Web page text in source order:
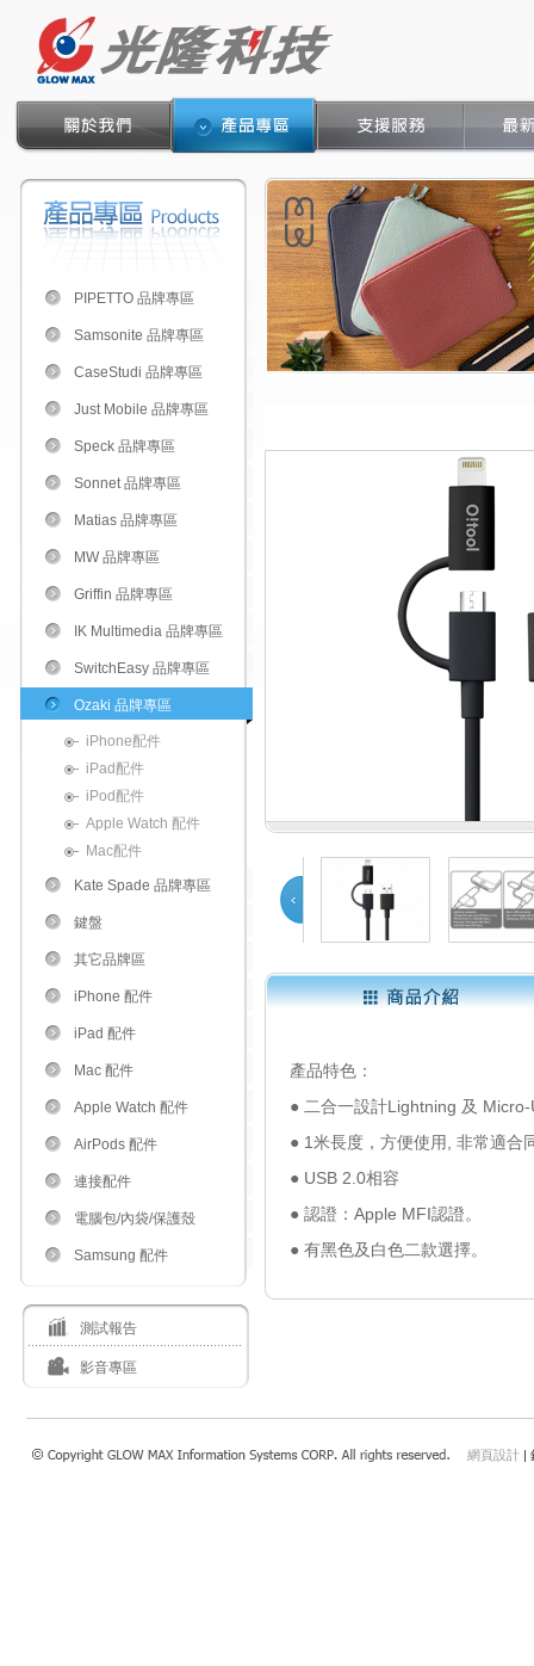
PIPETTO 品牌專區
Samsonite 品牌專區
CaseStudi 品牌專區
Just Mobile 品牌專區
Speck 品牌專區
Sonnet 品牌專區
Matias 品牌專區
MW 品牌專區
Griffin 品牌專區
IK Multimedia 品牌專區
SwitchEasy 品牌專區
Ozaki 品牌專區
iPhone配件
iPad配件
iPod配件
Apple Watch 配件
Mac配件
Kate Spade 品牌專區
鍵盤
其它品牌區
iPhone 配件
iPad 配件
Mac 配件
Apple Watch 配件
AirPods 配件
連接配件
電腦包/內袋/保護殼
Samsung 配件
測試報告
影音專區
產品特色：
● 二合一設計Lightning 及
● 1米長度，方便使用, 非常適合
● USB 2.0相容
● 認證：Apple MFI認證。
● 有黑色及白色二款選擇。
網頁設計 |